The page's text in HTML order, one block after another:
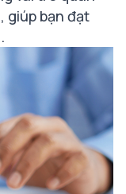
giúp bạn đạt